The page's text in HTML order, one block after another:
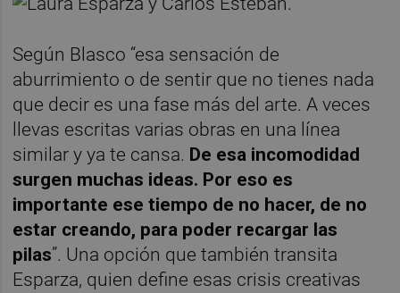
Según Blasco “esa sensación de
aburrimiento o de sentir que no tienes nada
que decir es una fase más del arte. A veces
llevas escritas varias obras en una línea
similar y ya te cansa. De esa incomodidad
surgen muchas ideas. Por eso es
importante ese tiempo de no hacer, de no
estar creando, para poder recargar las
pilas”. Una opción que también transita
Esparza, quien define esas crisis creativas